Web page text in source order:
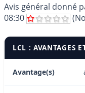
Avis général donné
08:30
LCL : AVANTAGES
Avantage(s)